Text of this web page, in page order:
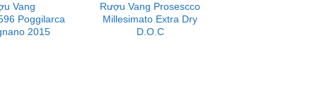
vùng Tuscany làm ra hơn 260 triệu lít.
Vang
Poggilarca
2015
Rượu Vang Prosescco
Millesimato Extra Dry
D.O.C